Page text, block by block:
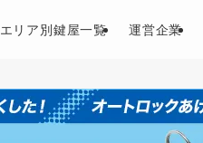
エリア別鍵屋一覧 運営企業